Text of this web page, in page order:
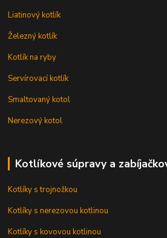
Liatinový kotlík
Železný kotlík
Kotlík na ryby
Servírovací kotlík
Smaltovaný kotol
Nerezový kotol
Kotlíkové súpravy a
Kotlíky s trojnožkou
Kotlíky s nerezovou kotlinou
Kotlíky s kovovou kotlinou